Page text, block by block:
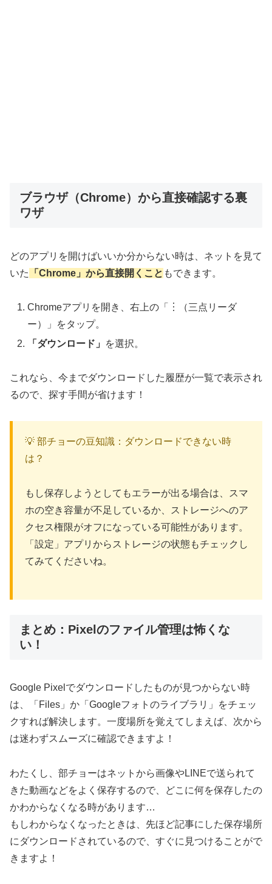
ブラウザ（Chrome）から直接確認する裏
ワザ
どのアプリを開けばいいか分からない時は、ネットを見て
いた
「Chrome」から直接開くこと もできます。
Chromeアプリを開き、右上の「︙（三点リーダ
ー）」をタップ。
「ダウンロード」
を選択。
これなら、今までダウンロードした履歴が一覧で表示され
るので、探す手間が省けます！
💡 部チョーの豆知識：ダウンロードできない時
は？
もし保存しようとしてもエラーが出る場合は、スマ
ホの空き容量が不足しているか、ストレージへのア
クセス権限がオフになっている可能性があります。
「設定」アプリからストレージの状態もチェックし
てみてくださいね。
まとめ：Pixelのファイル管理は怖くな
い！
Google Pixelでダウンロードしたものが見つからない時
は、「Files」か「Googleフォトのライブラリ」をチェッ
クすれば解決します。一度場所を覚えてしまえば、次から
は迷わずスムーズに確認できますよ！
わたくし、部チョーはネットから画像やLINEで送られて
きた動画などをよく保存するので、どこに何を保存したの
かわからなくなる時があります…
もしわからなくなったときは、先ほど記事にした保存場所
にダウンロードされているので、すぐに見つけることがで
きますよ！